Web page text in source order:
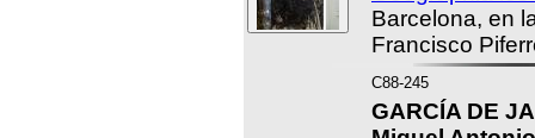
Barcelona, en
Francisco
C88-245
GARCÍA DE